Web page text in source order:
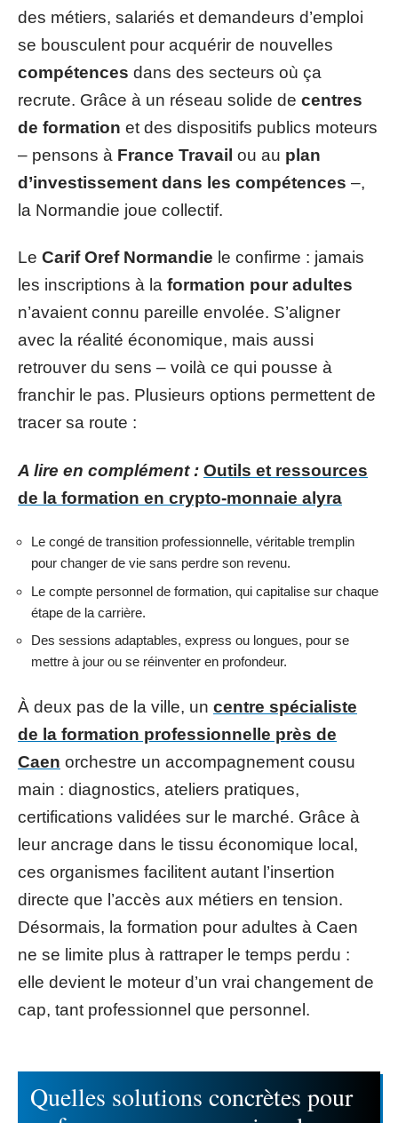
des métiers, salariés et demandeurs d’emploi
se bousculent pour acquérir de nouvelles
compétences dans des secteurs où ça
recrute. Grâce à un réseau solide de centres
de formation et des dispositifs publics moteurs
– pensons à France Travail ou au plan
d’investissement dans les compétences –,
la Normandie joue collectif.
Le Carif Oref Normandie le confirme : jamais
les inscriptions à la formation pour adultes
n’avaient connu pareille envolée. S’aligner
avec la réalité économique, mais aussi
retrouver du sens – voilà ce qui pousse à
franchir le pas. Plusieurs options permettent de
tracer sa route :
A lire en complément : Outils et ressources
de la formation en crypto-monnaie alyra
Le congé de transition professionnelle, véritable tremplin
pour changer de vie sans perdre son revenu.
Le compte personnel de formation, qui capitalise sur chaque
étape de la carrière.
Des sessions adaptables, express ou longues, pour se
mettre à jour ou se réinventer en profondeur.
À deux pas de la ville, un centre spécialiste
de la formation professionnelle près de
Caen orchestre un accompagnement cousu
main : diagnostics, ateliers pratiques,
certifications validées sur le marché. Grâce à
leur ancrage dans le tissu économique local,
ces organismes facilitent autant l’insertion
directe que l’accès aux métiers en tension.
Désormais, la formation pour adultes à Caen
ne se limite plus à rattraper le temps perdu :
elle devient le moteur d’un vrai changement de
cap, tant professionnel que personnel.
Quelles solutions concrètes pour